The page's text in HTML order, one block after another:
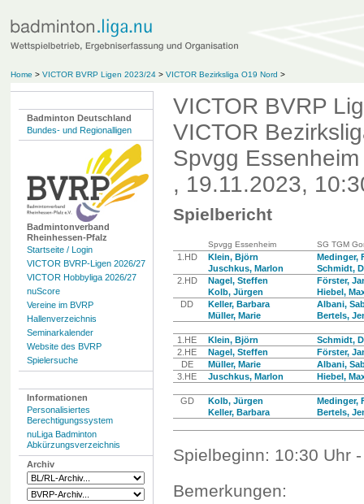
Home > VICTOR BVRP Ligen 2023/24 > VICTOR Bezirksliga O19 Nord >
Badminton Deutschland
Bundes- und Regionalligen
Badmintonverband
Rheinhessen-Pfalz
Startseite / Login
VICTOR BVRP-Ligen 2026/27
VICTOR Hobbyliga 2026/27
nuScore
Vereine im BVRP
Hallenverzeichnis
Seminarkalender
Website des BVRP
Spielersuche
Informationen
Personalisiertes
Berechtigungssystem
nuLiga Badminton
Abkürzungsverzeichnis
Archiv
VICTOR BVRP
VICTOR
Spvgg
, 19.11.2023,
Spielbericht
Spvgg Essenheim SG TGM
1.HD
Klein, Björn
Juschkus, Marlon
Medinger,
Schmidt,
2.HD
Nagel, Steffen
Kolb, Jürgen
Förster,
Hiebel,
DD
Keller, Barbara
Müller, Marie
Albani,
Bertels,
1.HE Klein, Björn
Schmidt,
2.HE
Nagel, Steffen
Förster,
DE
Müller, Marie
Albani,
3.HE
Juschkus, Marlon Hiebel,
GD
Kolb, Jürgen
Keller, Barbara
Medinger,
Bertels,
Spielbeginn: 10:30 Uhr
Bemerkungen: